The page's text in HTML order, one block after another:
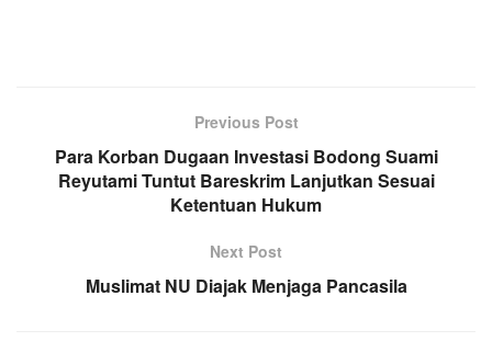
Previous Post
Para Korban Dugaan Investasi Bodong Suami
Reyutami Tuntut Bareskrim Lanjutkan Sesuai
Ketentuan Hukum
Next Post
Muslimat NU Diajak Menjaga Pancasila